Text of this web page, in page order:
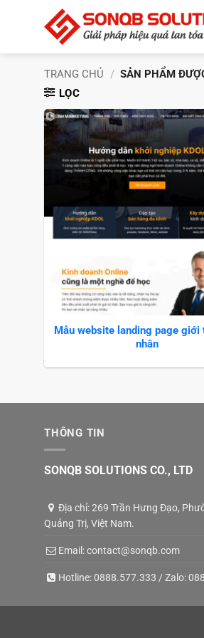
TRANG CHỦ / SẢN PHẨM
LỌC
Mẫu website landing page giới
nhân
THÔNG TIN
SONQB SOLUTIONS CO., LTD
Địa chỉ: 269 Trần Hưng Đạo,
Quảng Trị, Việt Nam.
Email:contact@sonqb.com
Hotline:0888.577.333 / Zalo: